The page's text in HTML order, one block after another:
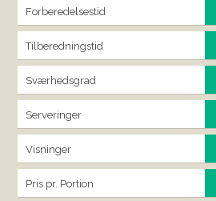
Forberedelsestid
Tilberedningstid
Sværhedsgrad
Serveringer
Visninger
Pris pr. Portion